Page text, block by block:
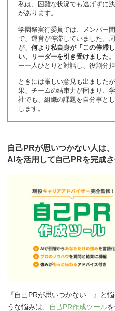
私は、困難な状況でも逃げずに
があります。
学園祭実行委員では、メンバー
で、運営が停滞していました。
が、 何より私自身が「この停滞
い、リーダーを引き受けました
ー一人ひとりと対話し、役割分
ときには厳しい意見も出ました
果、チームの結束力が固まり、
社でも、組織の課題を自分事と
します。
自己PRが思いつかない人は、
AIを活用して自己PRを完成さ
『自己PRが思いつかない…』と
うな悩みは、
自己PR作成ツール